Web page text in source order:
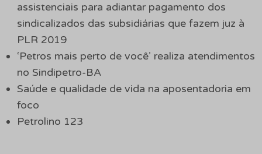
assistenciais para adiantar pagamento dos
sindicalizados das subsidiárias que fazem juz à
PLR 2019
‘Petros mais perto de você’ realiza atendimentos
no Sindipetro-BA
Saúde e qualidade de vida na aposentadoria em
foco
Petrolino 123